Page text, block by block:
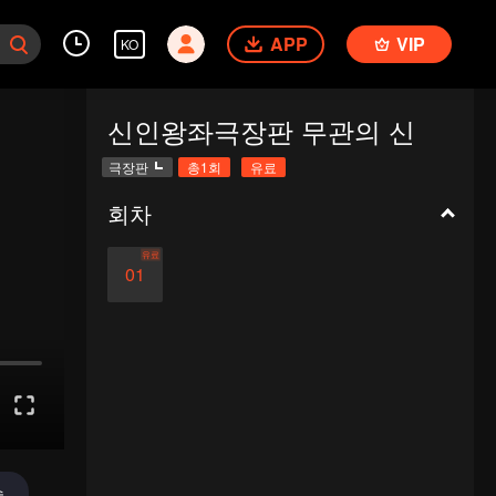
KO APP VIP
신인왕좌극장판 무관의 신
극장판 총1회 유료
회차
01
유료